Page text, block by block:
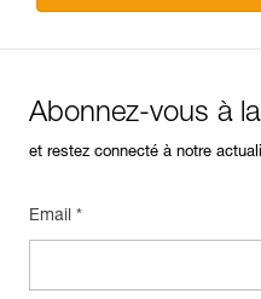
Abonnez-vous à
et restez connecté à notre
Email *